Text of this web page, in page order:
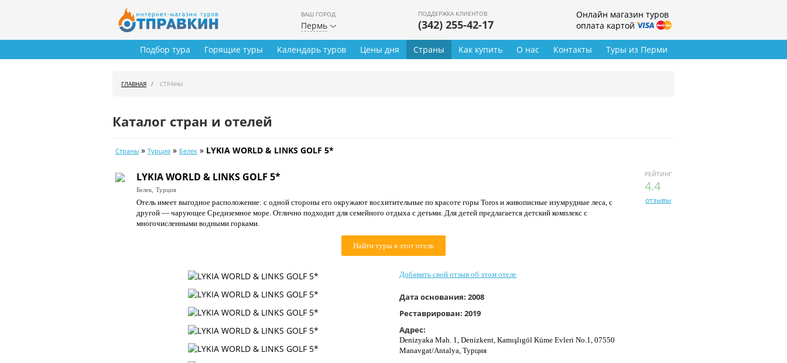
ВАШ ГОРОД
Пермь
ПОДДЕРЖКА КЛИЕНТОВ
(342) 255-42-17
Онлайн магазин туров
оплата картой
Туры из Перми
Подбор тура Горящие туры Календарь туров Цены дня Страны Как купить О нас Контакты
ГЛАВНАЯ СТРАНЫ
Каталог стран и отелей
Страны » Турция » Белек » LYKIA WORLD & LINKS GOLF 5*
РЕЙТИНГ
4.4
отзывы
LYKIA WORLD & LINKS GOLF 5*
Белек, Турция
Отель имеет выгодное расположение: с одной стороны его окружают восхитительные по красоте горы Toros и живописные изумрудные леса, с
другой — чарующее Средиземное море. Отлично подходит для семейного отдыха с детьми. Для детей предлагается детский комплекс с
многочисленными водными горками.
Найти туры в этот отель
Добавить свой отзыв об этом отеле
Дата основания: 2008
Реставрирован: 2019
Адрес:
Denizyaka Mah. 1, Denizkent, Kamışlıgöl Küme Evleri No.1, 07550
Manavgat/Antalya, Турция